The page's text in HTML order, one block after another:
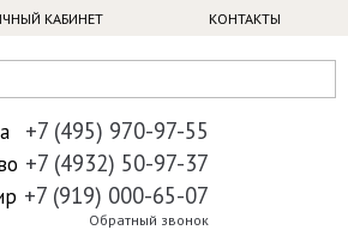
КАБИНЕТ КОНТАКТЫ
+7 (495) 970-97-55
+7 (4932) 50-97-37
+7 (919) 000-65-07
Обратный звонок